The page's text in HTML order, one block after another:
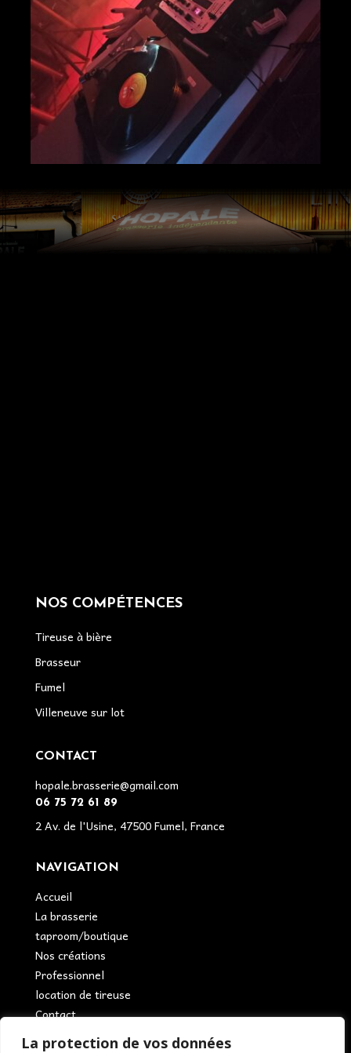
La protection de vos données
NOS COMPÉTENCES
Tireuse à bière
Brasseur
Fumel
Villeneuve sur lot
CONTACT
hopale.brasserie@gmail.com
06 75 72 61 89
2 Av. de l'Usine, 47500 Fumel, France
NAVIGATION
Accueil
La brasserie
taproom/boutique
Nos créations
Professionnel
location de tireuse
Contact